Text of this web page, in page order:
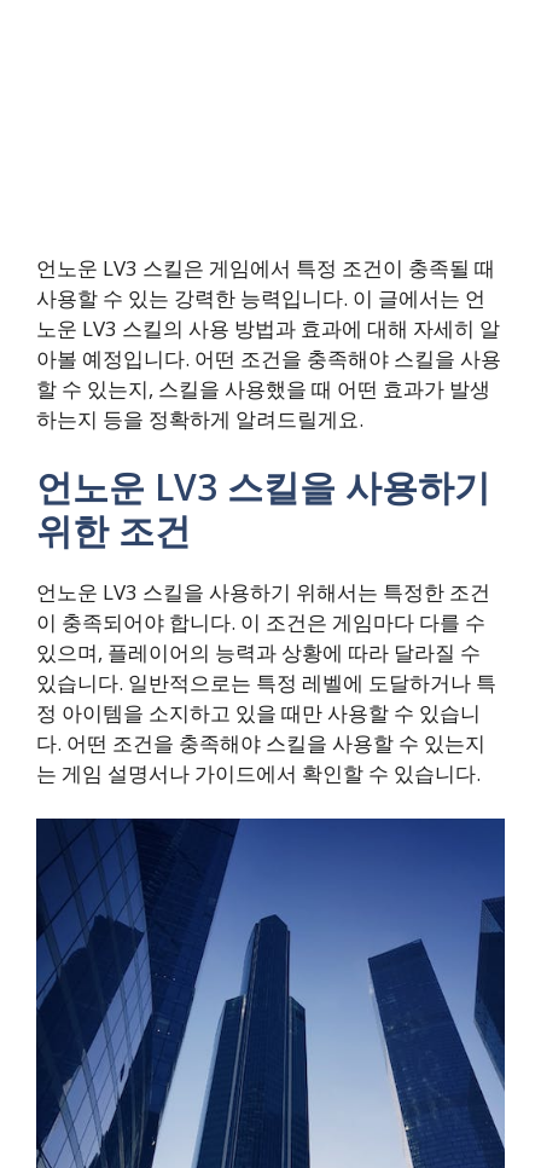
언노운 LV3 스킬은 게임에서 특정 조건이 충족될 때
사용할 수 있는 강력한 능력입니다. 이 글에서는 언
노운 LV3 스킬의 사용 방법과 효과에 대해 자세히 알
아볼 예정입니다. 어떤 조건을 충족해야 스킬을 사용
할 수 있는지, 스킬을 사용했을 때 어떤 효과가 발생
하는지 등을 정확하게 알려드릴게요.
언노운 LV3 스킬을 사용하기
위한 조건
언노운 LV3 스킬을 사용하기 위해서는 특정한 조건
이 충족되어야 합니다. 이 조건은 게임마다 다를 수
있으며, 플레이어의 능력과 상황에 따라 달라질 수
있습니다. 일반적으로는 특정 레벨에 도달하거나 특
정 아이템을 소지하고 있을 때만 사용할 수 있습니
다. 어떤 조건을 충족해야 스킬을 사용할 수 있는지
는 게임 설명서나 가이드에서 확인할 수 있습니다.